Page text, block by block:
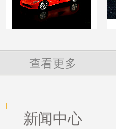
查看更多
新闻中心